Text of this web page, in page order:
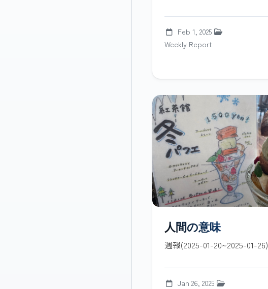
Feb 1, 2025
Weekly Report
人間の意味
週報(2025-01-20~2025-01-26)
Jan 26, 2025